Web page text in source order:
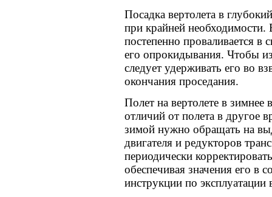
Посадка вертолета в
при крайней необходимости.
постепенно проваливается в
его опрокидывания. Чтобы
следует удерживать его во
окончания проседания.
Полет на вертолете в
отличий от полета в другое
зимой нужно обращать на
двигателя и редукторов
периодически
обеспечивая значения его в
инструкции по эксплуатации